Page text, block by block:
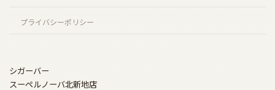
プライバシーポリシー
シガーバー
スーペルノーバ北新地店